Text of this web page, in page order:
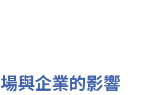
與企業的影響